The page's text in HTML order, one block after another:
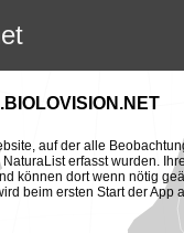
auf der alle
erfasst wurden.
können dort wenn nötig
beim ersten Start der App